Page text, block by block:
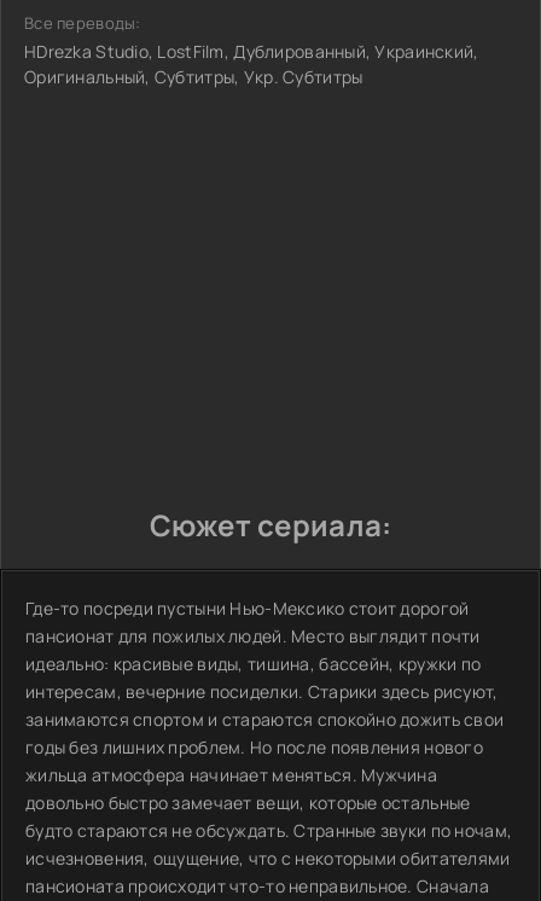
Все переводы:
HDrezka Studio, LostFilm, Дублированный, Украинский,
Оригинальный, Субтитры, Укр. Субтитры
Сюжет сериала:
Где-то посреди пустыни Нью-Мексико стоит дорогой
пансионат для пожилых людей. Место выглядит почти
идеально: красивые виды, тишина, бассейн, кружки по
интересам, вечерние посиделки. Старики здесь рисуют,
занимаются спортом и стараются спокойно дожить свои
годы без лишних проблем. Но после появления нового
жильца атмосфера начинает меняться. Мужчина
довольно быстро замечает вещи, которые остальные
будто стараются не обсуждать. Странные звуки по ночам,
исчезновения, ощущение, что с некоторыми обитателями
пансионата происходит что-то неправильное. Сначала